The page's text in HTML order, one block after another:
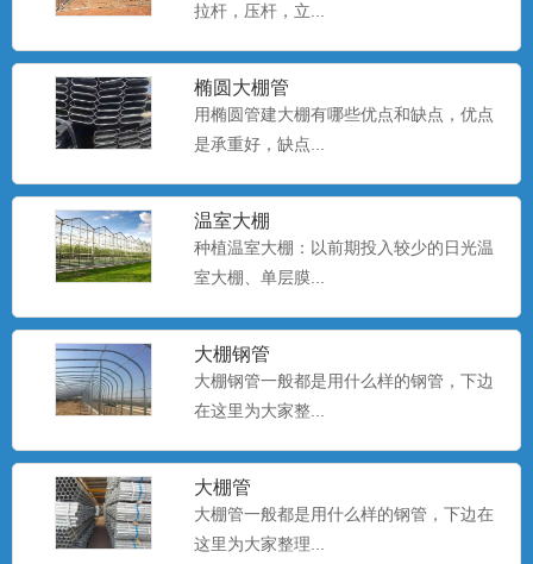
拉杆，压杆，立...
椭圆大棚管
用椭圆管建大棚有哪些优点和缺点，优点
是承重好，缺点...
温室大棚
种植温室大棚：以前期投入较少的日光温
室大棚、单层膜...
大棚钢管
大棚钢管一般都是用什么样的钢管，下边
在这里为大家整...
大棚管
大棚管一般都是用什么样的钢管，下边在
这里为大家整理...
大棚种植是一种种植技术，该技术是一种
科学的种植方式。...
种植大棚
大棚种植是一种种植技术，该技术是一种
科学的种植方式。...